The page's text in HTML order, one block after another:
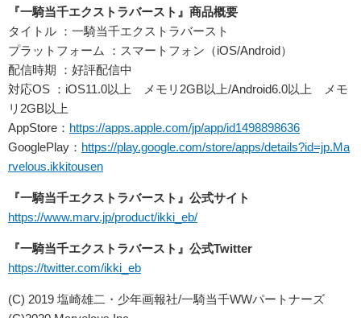
『一騎当千エクストラバースト』商品概要
タイトル ：一騎当千エクストラバースト
プラットフォーム ：スマートフォン（iOS/Android）
配信時期 ：好評配信中
対応OS ：iOS11.0以上 メモリ2GB以上/Android6.0以上 メモ
リ2GB以上
AppStore： https://apps.apple.com/jp/app/id1498898636
GooglePlay： https://play.google.com/store/apps/details?id=jp.Ma
rvelous.ikkitousen
『一騎当千エクストラバースト』公式サイト
https://www.marv.jp/product/ikki_eb/
『一騎当千エクストラバースト』公式Twitter
https://twitter.com/ikki_eb
(C) 2019 塩崎雄二・少年画報社/一騎当千WWパートナーズ